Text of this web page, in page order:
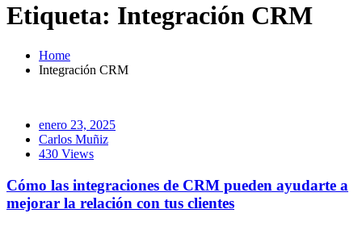
Etiqueta: Integración CRM
Home
Integración CRM
enero 23, 2025
Carlos Muñiz
430 Views
Cómo las integraciones de CRM pueden ayudarte a
mejorar la relación con tus clientes